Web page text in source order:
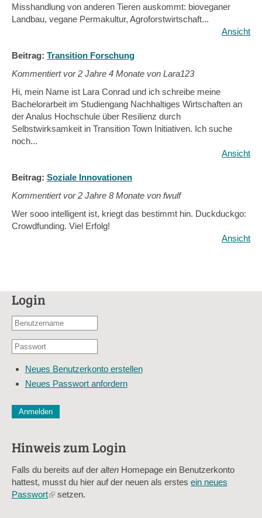
Misshandlung von anderen Tieren auskommt: bioveganer
Landbau, vegane Permakultur, Agroforstwirtschaft...
Ansicht
Beitrag: Transition Forschung
Kommentiert vor2 Jahre 4 Monate von Lara123
Hi, mein Name ist Lara Conrad und ich schreibe meine
Bachelorarbeit im Studiengang Nachhaltiges Wirtschaften an
der Analus Hochschule über Resilienz durch
Selbstwirksamkeit in Transition Town Initiativen. Ich suche
noch...
Ansicht
Beitrag: Soziale Innovationen
Kommentiert vor2 Jahre 8 Monate von fwulf
Wer sooo intelligent ist, kriegt das bestimmt hin. Duckduckgo:
Crowdfunding. Viel Erfolg!
Ansicht
Login
Benutzername
E-
Adresse
Passwort
Neues Benutzerkonto erstellen
Neues Passwort anfordern
Diese Sicherheitsfrage überprüft, ob Sie ein menschlicher
Sag mir nicht, wie viele Sternlein stehen
Hinweis zum Login
Falls du bereits auf der alten Homepage ein Benutzerkonto
hattest, musst du hier auf der neuen als erstes ein neues
Passwort(linksetzen.